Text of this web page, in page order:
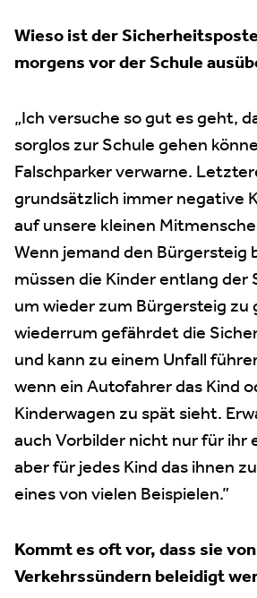
Wieso ist der
morgens vor der Schule
„Ich versuche so gut es geht,
sorglos zur Schule gehen
Falschparker verwarne.
grundsätzlich immer negative
auf unsere kleinen
Wenn jemand den Bürgersteig
müssen die Kinder entlang der
um wieder zum Bürgersteig zu
wiederrum gefährdet die
und kann zu einem Unfall
wenn ein Autofahrer das Kind
Kinderwagen zu spät sieht.
auch Vorbilder nicht nur für ihr
aber für jedes Kind das ihnen
eines von vielen Beispielen.”
Kommt es oft vor, dass sie von
Verkehrssündern beleidigt